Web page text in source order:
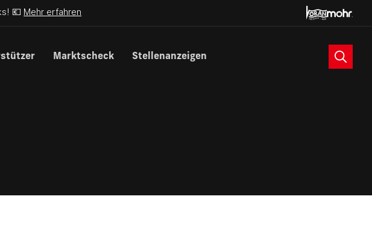
💶 Mehr erfahren
Marktscheck Stellenanzeigen Suche